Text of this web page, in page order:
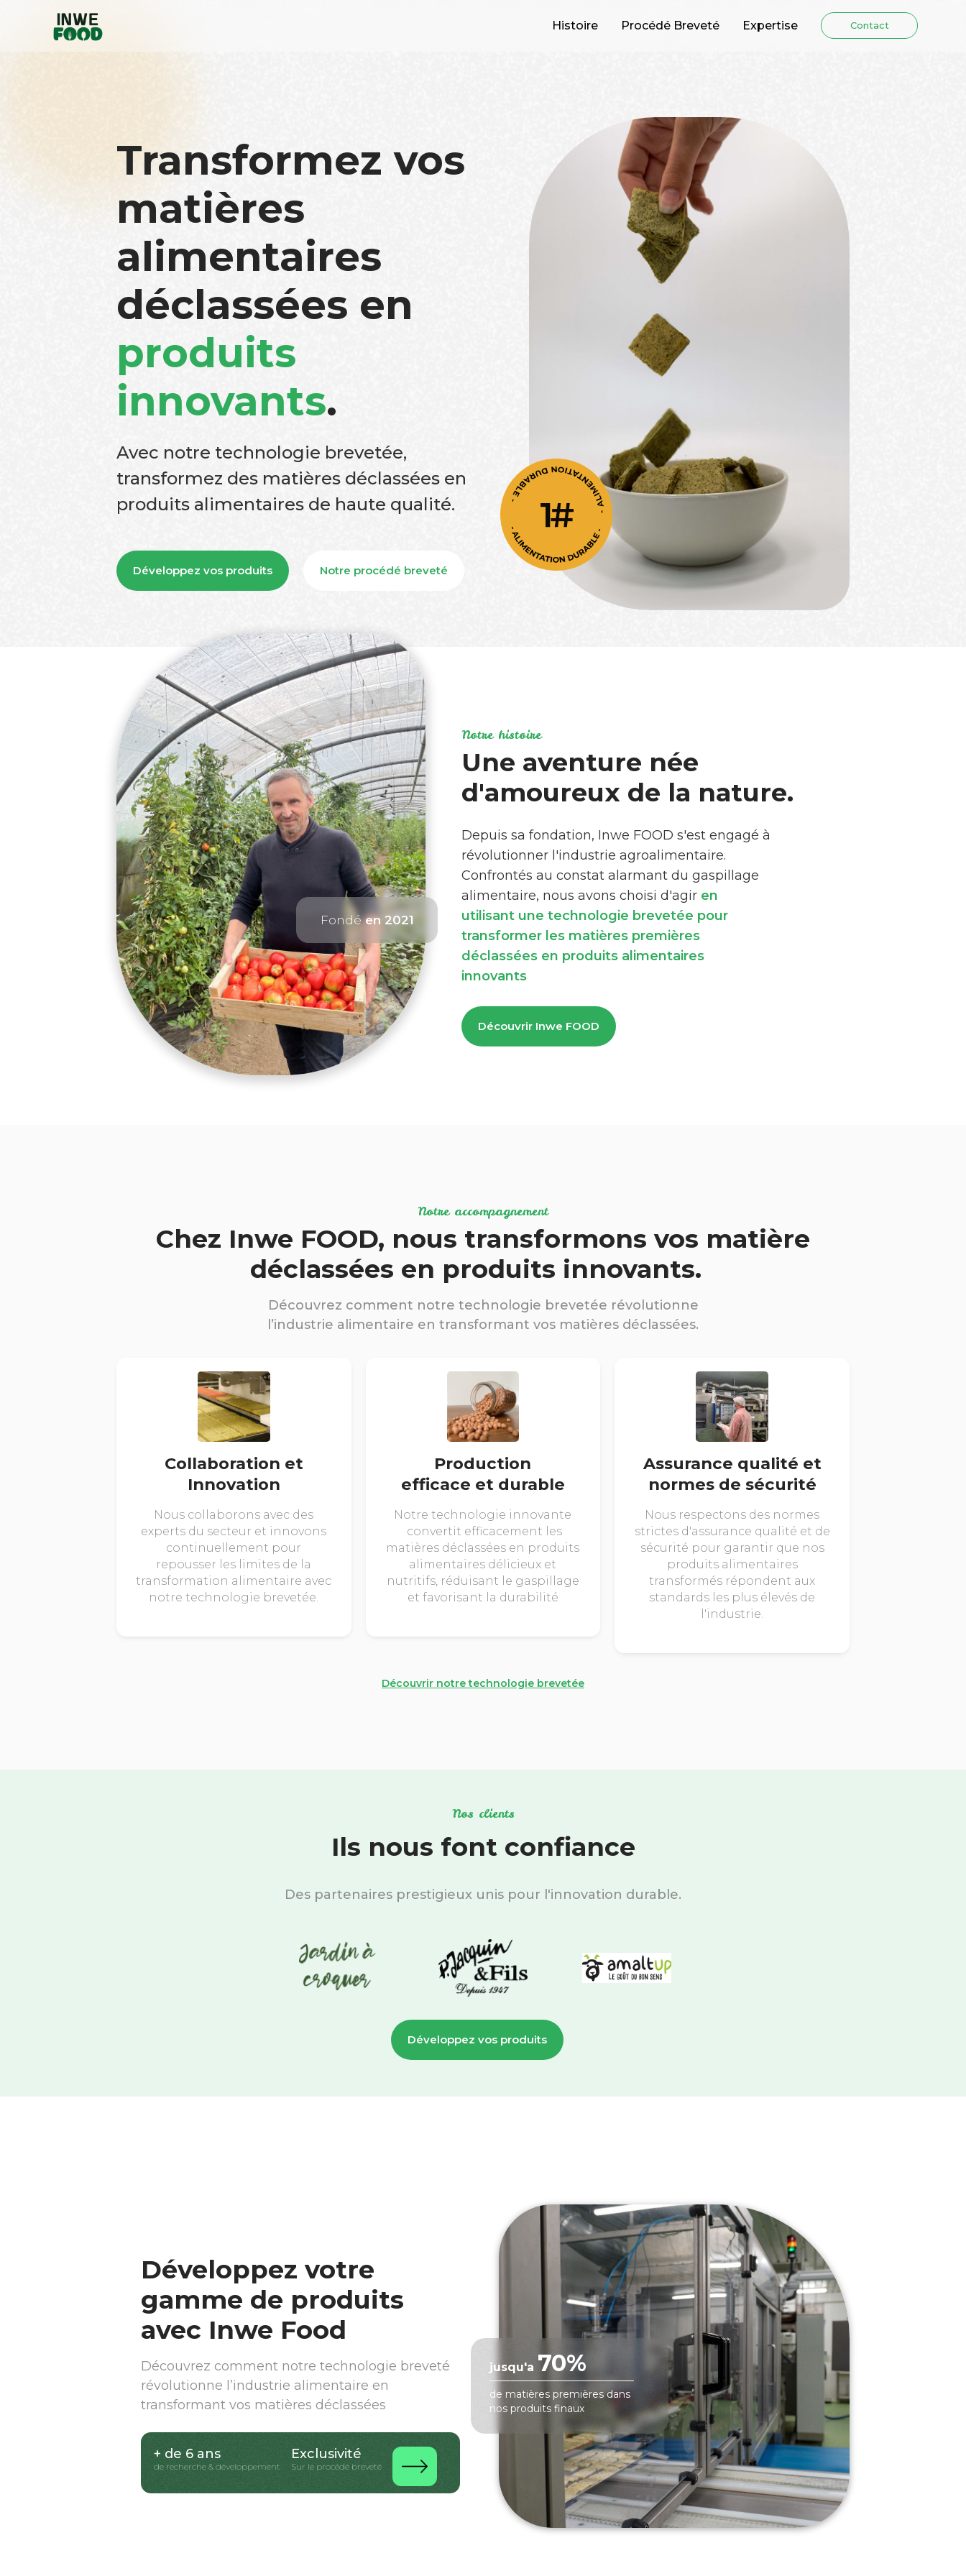
Histoire Procédé Breveté Expertise Contact
Transformez vos
matières
alimentaires
déclassées en
produits
innovants.
Avec notre technologie brevetée,
transformez des matières déclassées en
produits alimentaires de haute qualité.
Développez vos produits Notre procédé breveté
Fondéen 2021
Notre histoire
Une aventure née
d'amoureux de la nature.
Depuis sa fondation, Inwe FOOD s'est engagé à
révolutionner l'industrie agroalimentaire.
Confrontés au constat alarmant du gaspillage
alimentaire, nous avons choisi d'agir en
utilisant une technologie brevetée pour
transformer les matières premières
déclassées en produits alimentaires
innovants
Découvrir Inwe FOOD
Notre accompagnement
Chez Inwe FOOD, nous transformons vos matière
déclassées en produits innovants.
Découvrez comment notre technologie brevetée révolutionne
l’industrie alimentaire en transformant vos matières déclassées.
Collaboration et
Innovation
Nous collaborons avec des
experts du secteur et innovons
continuellement pour
repousser les limites de la
transformation alimentaire avec
notre technologie brevetée.
Production
efficace et durable
Notre technologie innovante
convertit efficacement les
matières déclassées en produits
alimentaires délicieux et
nutritifs, réduisant le gaspillage
et favorisant la durabilité
Assurance qualité et
normes de sécurité
Nous respectons des normes
strictes d'assurance qualité et de
sécurité pour garantir que nos
produits alimentaires
transformés répondent aux
standards les plus élevés de
l'industrie.
Découvrir notre technologie brevetée
Nos clients
Ils nous font confiance
Des partenaires prestigieux unis pour l'innovation durable.
Développez vos produits
Développez votre
gamme de produits
avec Inwe Food
Découvrez comment notre technologie breveté
révolutionne l’industrie alimentaire en
transformant vos matières déclassées
+ de 6 ans
de recherche & développement
Exclusivité
Sur le procédé breveté
jusqu'a 70%
de matières premières dans
nos produits finaux